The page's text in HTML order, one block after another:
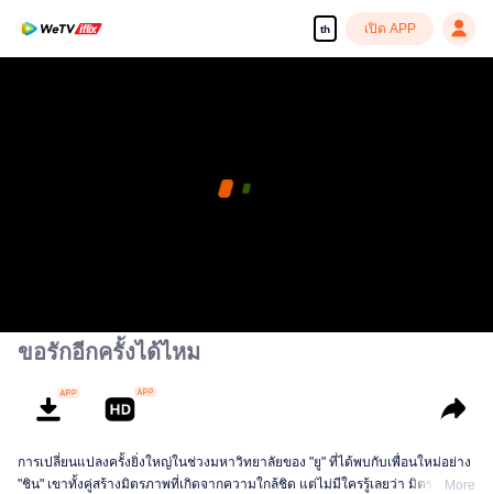
th เปิด APP
ขอรักอีกครั้งได้ไหม
การเปลี่ยนแปลงครั้งยิ่งใหญ่ในช่วงมหาวิทยาลัยของ "ยู" ที่ได้พบกับเพื่อนใหม่อย่าง
"ชิน" เขาทั้งคู่สร้างมิตรภาพที่เกิดจากความใกล้ชิด แต่ไม่มีใครรู้เลยว่า มิตรภาพนั้น
More